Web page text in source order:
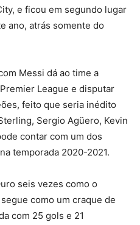
e ficou em segundo lugar
ano, atrás somente do
Messi dá ao time a
League e disputar
feito que seria inédito
Sergio Agüero, Kevin
contar com um dos
temporada 2020-2021.
seis vezes como o
como um craque de
com 25 gols e 21